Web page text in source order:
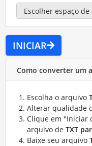
INICIAR
Como converter um
Escolha o arquivo
Alterar qualidade
Clique em "Iniciar
arquivo de TXT
Baixe seu arquivo